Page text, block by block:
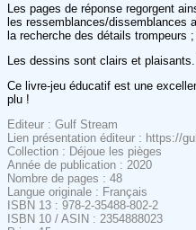
Les pages de réponse regorgent
les ressemblances/dissemblances
la recherche des détails trompeurs
Les dessins sont clairs et
Ce livre-jeu éducatif est une
plu !
Editeur : Gulf Stream
Lien présentation éditeur : https://
Collection : Déjoue les pièges
Année de publication : 2020
Nombre de pages : 48
Langue originale : Français
ISBN 13 : 978-2-35488-802-2
ISBN 10 / ASIN : 2354888023